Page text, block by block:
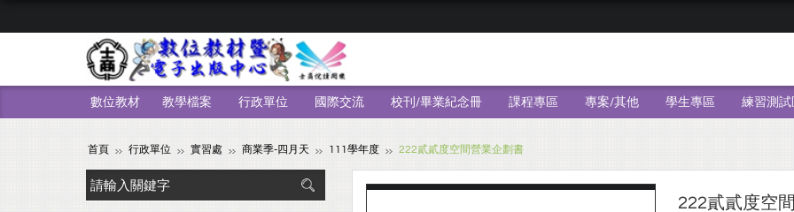
數位教材 教學檔案 行政單位 國際交流 校刊/畢業紀念冊 課程專區 專案/其他 學生專區 練習測試
首頁 行政單位 實習處 商業季-四月天 111學年度 222貳貳度空間營業企劃書
222貳貳度空